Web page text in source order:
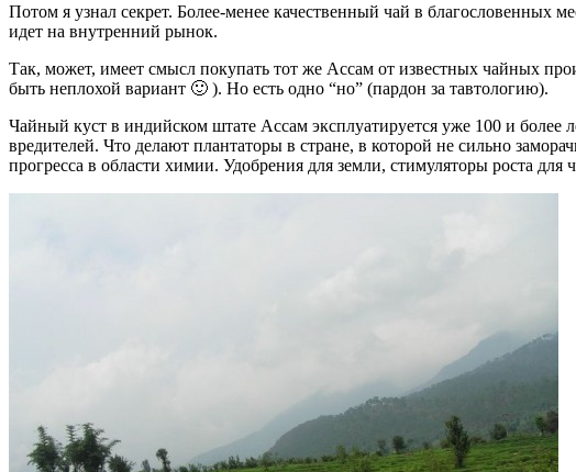
Потом я узнал секрет. Более-менее качественный чай в
идет на внутренний рынок.
Так, может, имеет смысл покупать тот же Ассам от известных чайных
быть неплохой вариант 🙂 ). Но есть одно “но” (пардон за тавтологию).
Чайный куст в индийском штате Ассам эксплуатируется уже 100 и более
вредителей. Что делают плантаторы в стране, в которой не сильно
прогресса в области химии. Удобрения для земли, стимуляторы роста